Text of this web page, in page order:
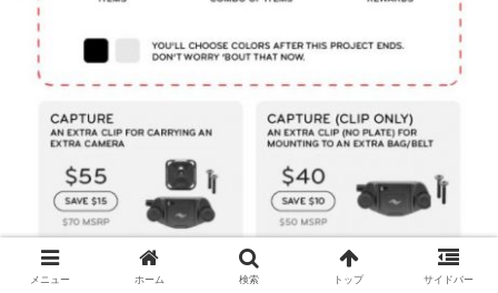
メニュー ホーム 検索 トップ サイドバー